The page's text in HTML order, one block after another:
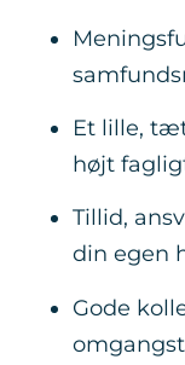
Et lille,
højt
Tillid,
din egen
Gode